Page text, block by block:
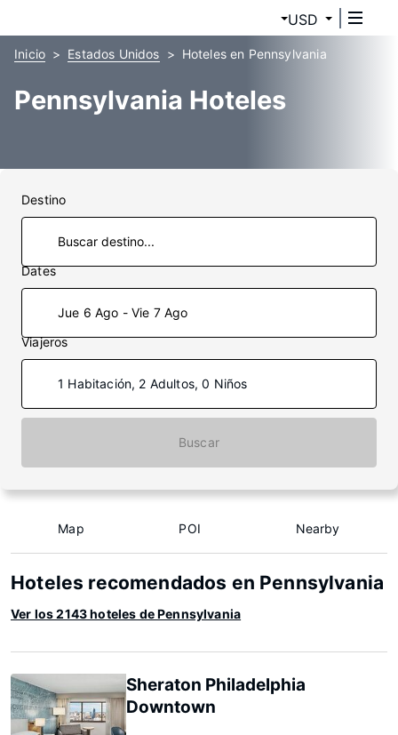
USD
Inicio Estados Unidos Hoteles en Pennsylvania
Pennsylvania Hoteles
Destino
Dates
Jue 6 Ago - Vie 7 Ago
Viajeros
1 Habitación, 2 Adultos, 0 Niños
Buscar
Map POI Nearby
Hoteles recomendados en Pennsylvania
Ver los 2143 hoteles de Pennsylvania
Sheraton Philadelphia
Downtown